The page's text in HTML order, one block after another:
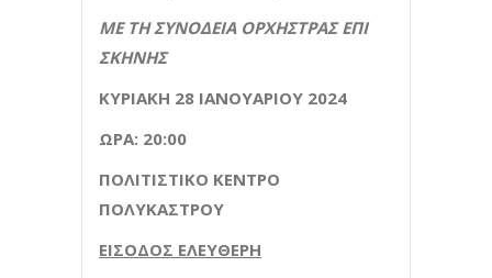
ΜΕ ΤΗ ΣΥΝΟΔΕΙΑ ΟΡΧΗΣΤΡΑΣ ΕΠΙ
ΣΚΗΝΗΣ
ΚΥΡΙΑΚΗ 28 ΙΑΝΟΥΑΡΙΟΥ 2024
ΩΡΑ: 20:00
ΠΟΛΙΤΙΣΤΙΚΟ ΚΕΝΤΡΟ
ΠΟΛΥΚΑΣΤΡΟΥ
ΕΙΣΟΔΟΣ ΕΛΕΥΘΕΡΗ